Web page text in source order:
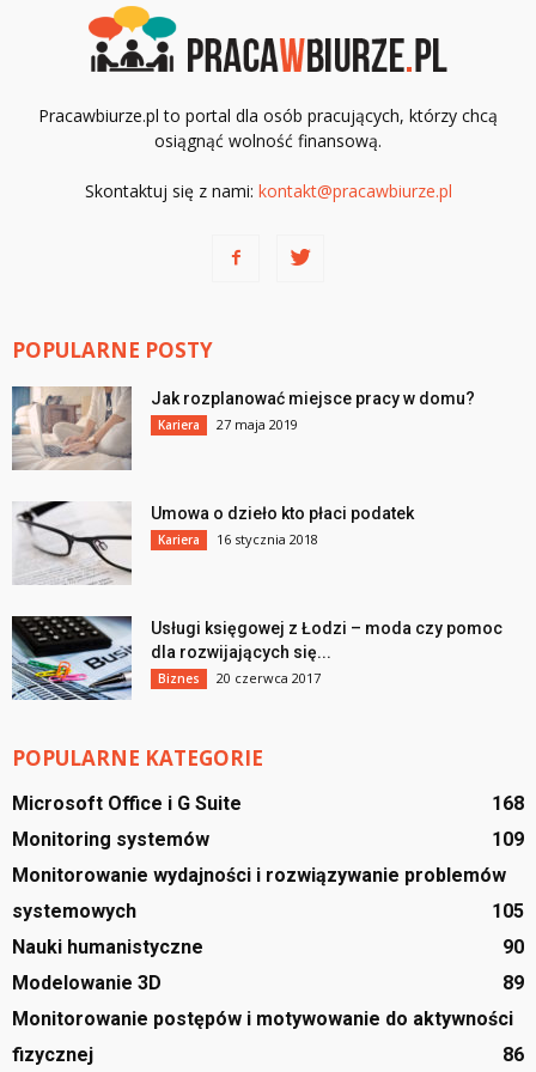
Pracawbiurze.pl to portal dla osób pracujących, którzy chcą
osiągnąć wolność finansową.
Skontaktuj się z nami: kontakt@pracawbiurze.pl
POPULARNE POSTY
Jak rozplanować miejsce pracy w domu?
Kariera 27 maja 2019
Umowa o dzieło kto płaci podatek
Kariera 16 stycznia 2018
Usługi księgowej z Łodzi – moda czy pomoc
dla rozwijających się...
Biznes 20 czerwca 2017
POPULARNE KATEGORIE
Microsoft Office i G Suite
168
Monitoring systemów
109
Monitorowanie wydajności i rozwiązywanie problemów
systemowych
105
Nauki humanistyczne
90
Modelowanie 3D
89
Monitorowanie postępów i motywowanie do aktywności
fizycznej
86